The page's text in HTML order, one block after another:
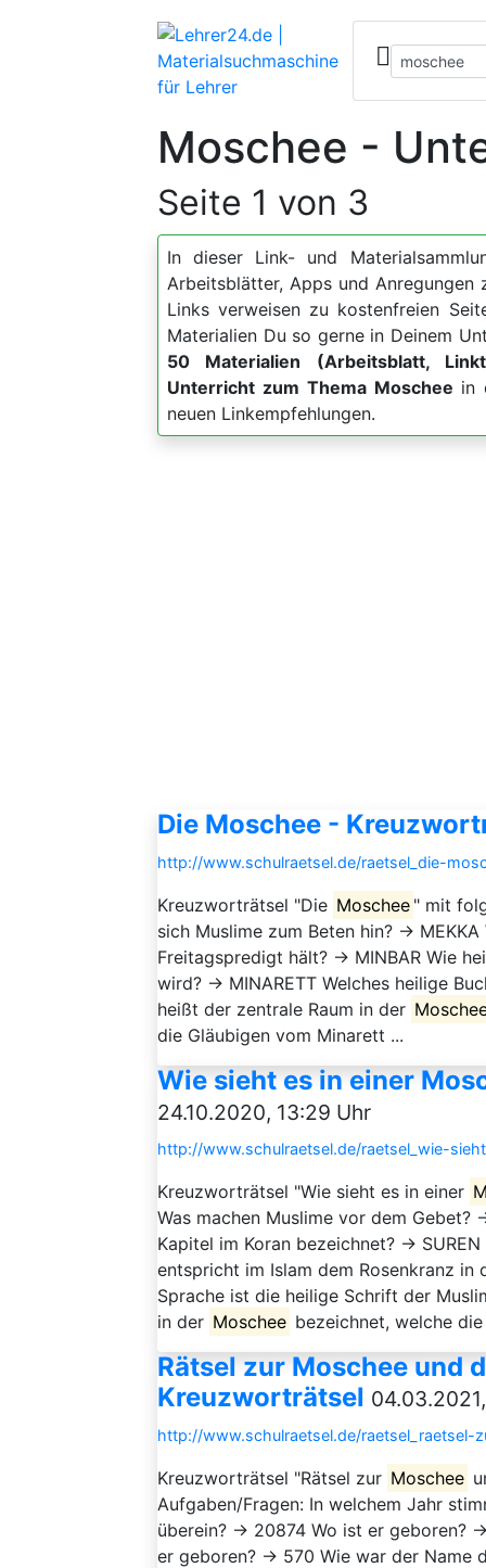
Moschee -
Seite 1 von 3
In dieser Link- und
Arbeitsblätter, Apps und Anregungen
Links verweisen zu kostenfreien
Materialien Du so gerne in Deinem
50 Materialien (Arbeitsblatt,
Unterricht zum Thema Moschee in
neuen Linkempfehlungen.
Die Moschee -
http://www.schulraetsel.de/raetsel_die-
Kreuzworträtsel "Die Moschee " mit
sich Muslime zum Beten hin? →
Freitagspredigt hält? → MINBAR Wie
wird? → MINARETT Welches heilige
heißt der zentrale Raum in der
die Gläubigen vom Minarett ...
Wie sieht es in einer
24.10.2020, 13:29 Uhr
http://www.schulraetsel.de/raetsel_wie-
Kreuzworträtsel "Wie sieht es in einer
Was machen Muslime vor dem Gebet?
Kapitel im Koran bezeichnet? →
entspricht im Islam dem Rosenkranz
Sprache ist die heilige Schrift der
in der Moschee bezeichnet, welche
Rätsel zur Moschee und
Kreuzworträtsel
http://www.schulraetsel.de/
Kreuzworträtsel "Rätsel zur Moschee
Aufgaben/Fragen: In welchem Jahr
überein? → 20874 Wo ist er geboren?
er geboren? → 570 Wie war der Name